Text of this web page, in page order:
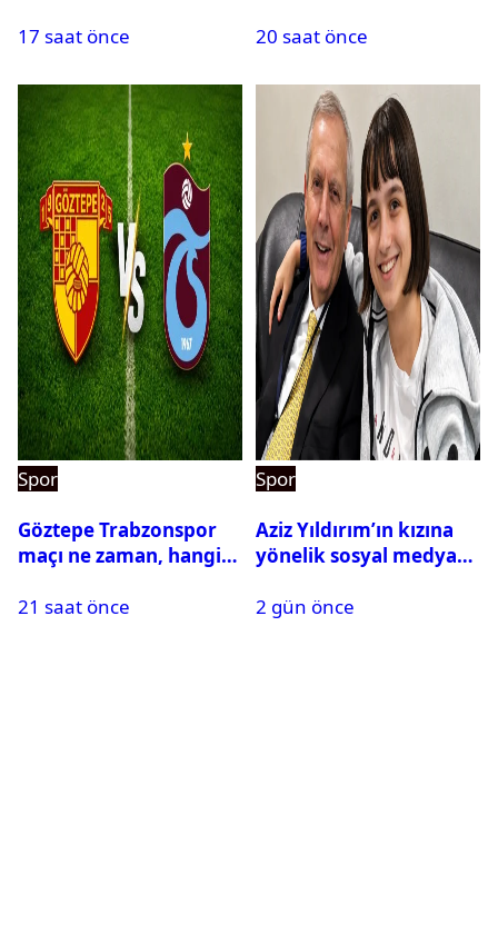
17 saat önce
20 saat önce
Spor
Göztepe Trabzonspor
maçı ne zaman, hangi
oynayacak mı?
21 saat önce
Spor
Aziz Yıldırım’ın kızına
yönelik sosyal medya
hakkında karar çıktı
2 gün önce